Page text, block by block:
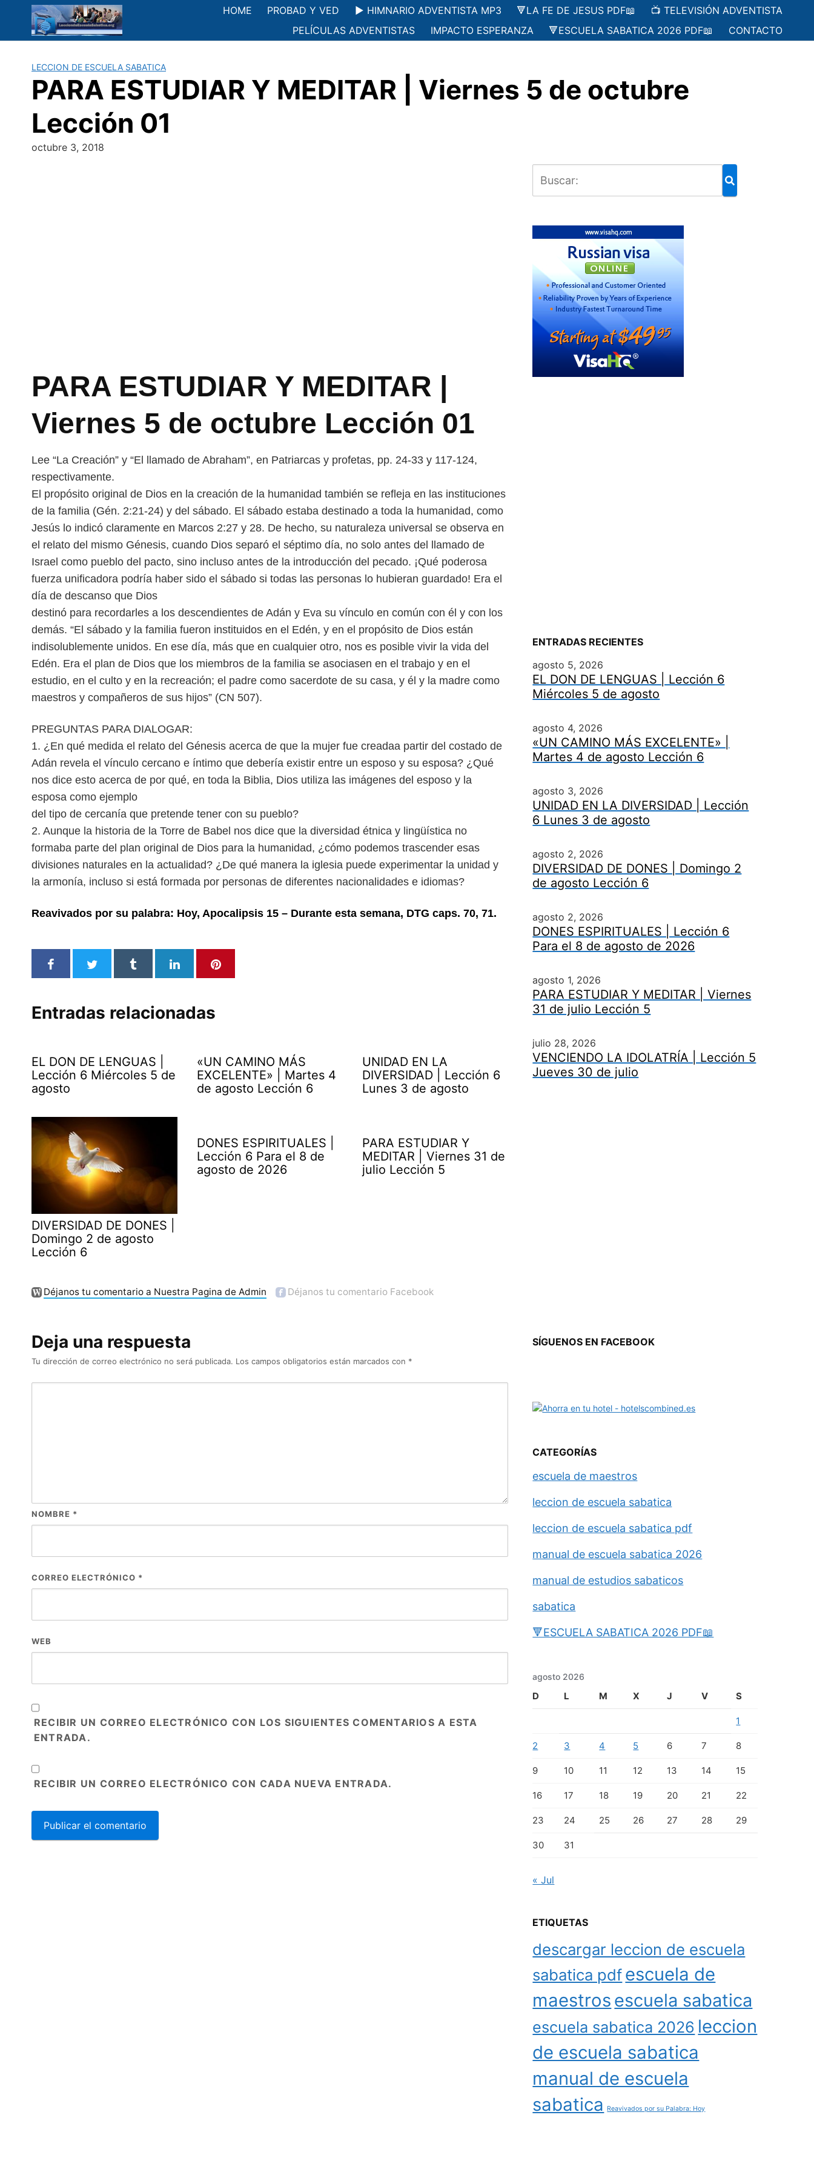
contenido
HOME PROBAD Y VED ▶️ HIMNARIO ADVENTISTA MP3 🔻LA FE DE JESUS PDF📖
📺 TELEVISIÓN ADVENTISTA
PELÍCULAS ADVENTISTAS
IMPACTO ESPERANZA 🔻ESCUELA SABATICA 2026 PDF📖 CONTACTO
LECCION DE ESCUELA SABATICA
PARA ESTUDIAR Y MEDITAR | Viernes 5 de octubre
Lección 01
octubre 3, 2018
PARA ESTUDIAR Y MEDITAR |
Viernes 5 de octubre Lección 01
Lee “La Creación” y “El llamado de Abraham”, en Patriarcas y profetas, pp. 24-33 y 117-124,
respectivamente.
El propósito original de Dios en la creación de la humanidad también se refleja en las instituciones
de la familia (Gén. 2:21-24) y del sábado. El sábado estaba destinado a toda la humanidad, como
Jesús lo indicó claramente en Marcos 2:27 y 28. De hecho, su naturaleza universal se observa en
el relato del mismo Génesis, cuando Dios separó el séptimo día, no solo antes del llamado de
Israel como pueblo del pacto, sino incluso antes de la introducción del pecado. ¡Qué poderosa
fuerza unificadora podría haber sido el sábado si todas las personas lo hubieran guardado! Era el
día de descanso que Dios
destinó para recordarles a los descendientes de Adán y Eva su vínculo en común con él y con los
demás. “El sábado y la familia fueron instituidos en el Edén, y en el propósito de Dios están
indisolublemente unidos. En ese día, más que en cualquier otro, nos es posible vivir la vida del
Edén. Era el plan de Dios que los miembros de la familia se asociasen en el trabajo y en el
estudio, en el culto y en la recreación; el padre como sacerdote de su casa, y él y la madre como
maestros y compañeros de sus hijos” (CN 507).
PREGUNTAS PARA DIALOGAR:
1. ¿En qué medida el relato del Génesis acerca de que la mujer fue creadaa partir del costado de
Adán revela el vínculo cercano e íntimo que debería existir entre un esposo y su esposa? ¿Qué
nos dice esto acerca de por qué, en toda la Biblia, Dios utiliza las imágenes del esposo y la
esposa como ejemplo
del tipo de cercanía que pretende tener con su pueblo?
2. Aunque la historia de la Torre de Babel nos dice que la diversidad étnica y lingüística no
formaba parte del plan original de Dios para la humanidad, ¿cómo podemos trascender esas
divisiones naturales en la actualidad? ¿De qué manera la iglesia puede experimentar la unidad y
la armonía, incluso si está formada por personas de diferentes nacionalidades e idiomas?
Reavivados por su palabra: Hoy, Apocalipsis 15 – Durante esta semana, DTG caps. 70, 71.
Entradas relacionadas
EL DON DE LENGUAS |
Lección 6 Miércoles 5 de
agosto
«UN CAMINO MÁS
EXCELENTE» | Martes 4
de agosto Lección 6
UNIDAD EN LA
DIVERSIDAD | Lección 6
Lunes 3 de agosto
DIVERSIDAD DE DONES |
Domingo 2 de agosto
Lección 6
DONES ESPIRITUALES |
Lección 6 Para el 8 de
agosto de 2026
PARA ESTUDIAR Y
MEDITAR | Viernes 31 de
julio Lección 5
Déjanos tu comentario a Nuestra Pagina de Admin Déjanos tu comentario Facebook
Deja una respuesta
Tu dirección de correo electrónico no será publicada. Los campos obligatorios están marcados con *
NOMBRE *
CORREO ELECTRÓNICO *
WEB
RECIBIR UN CORREO ELECTRÓNICO CON LOS SIGUIENTES COMENTARIOS A ESTA
ENTRADA.
RECIBIR UN CORREO ELECTRÓNICO CON CADA NUEVA ENTRADA.
ENTRADAS RECIENTES
agosto 5, 2026
EL DON DE LENGUAS | Lección 6
Miércoles 5 de agosto
agosto 4, 2026
«UN CAMINO MÁS EXCELENTE» |
Martes 4 de agosto Lección 6
agosto 3, 2026
UNIDAD EN LA DIVERSIDAD | Lección
6 Lunes 3 de agosto
agosto 2, 2026
DIVERSIDAD DE DONES | Domingo 2
de agosto Lección 6
agosto 2, 2026
DONES ESPIRITUALES | Lección 6
Para el 8 de agosto de 2026
agosto 1, 2026
PARA ESTUDIAR Y MEDITAR | Viernes
31 de julio Lección 5
julio 28, 2026
VENCIENDO LA IDOLATRÍA | Lección 5
Jueves 30 de julio
SÍGUENOS EN FACEBOOK
CATEGORÍAS
escuela de maestros
leccion de escuela sabatica
leccion de escuela sabatica pdf
manual de escuela sabatica 2026
manual de estudios sabaticos
sabatica
🔻ESCUELA SABATICA 2026 PDF📖
agosto 2026
D L M X J V S
1
2 3 4 5 6 7 8
9 10 11 12 13 14 15
16 17 18 19 20 21 22
23 24 25 26 27 28 29
30 31
« Jul
ETIQUETAS
descargar leccion de escuela
sabatica pdfescuela de
maestros escuela sabatica
escuela sabatica 2026 leccion
de escuela sabatica
manual de escuela
sabatica
Reavivados por su Palabra: Hoy